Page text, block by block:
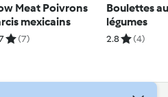
Meat Poivrons
mexicains
(7)
Boulettes
légumes
2.8 (4)